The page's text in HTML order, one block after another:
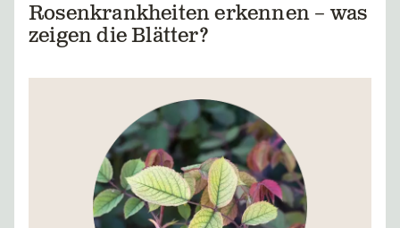
Rosenkrankheiten erkennen – was
zeigen die Blätter?